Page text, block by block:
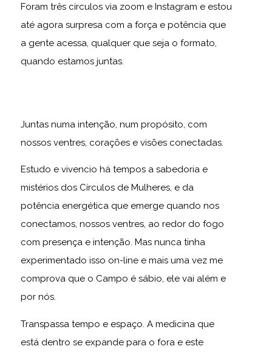
Foram três círculos via zoom e Instagram e estou
até agora surpresa com a força e potência que
a gente acessa, qualquer que seja o formato,
quando estamos juntas.
Juntas numa intenção, num propósito, com
nossos ventres, corações e visões conectadas.
Estudo e vivencio há tempos a sabedoria e
mistérios dos Círculos de Mulheres, e da
potência energética que emerge quando nos
conectamos, nossos ventres, ao redor do fogo
com presença e intenção. Mas nunca tinha
experimentado isso on-line e mais uma vez me
comprova que o Campo é sábio, ele vai além e
por nós.
Transpassa tempo e espaço. A medicina que
está dentro se expande para o fora e este